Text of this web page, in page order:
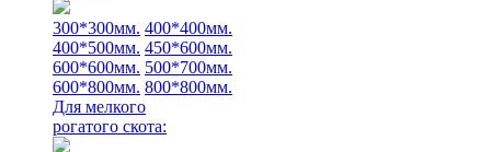
300*300мм. 400*400мм.
400*500мм. 450*600мм.
600*600мм. 500*700мм.
600*800мм. 800*800мм.
Для мелкого
рогатого скота: